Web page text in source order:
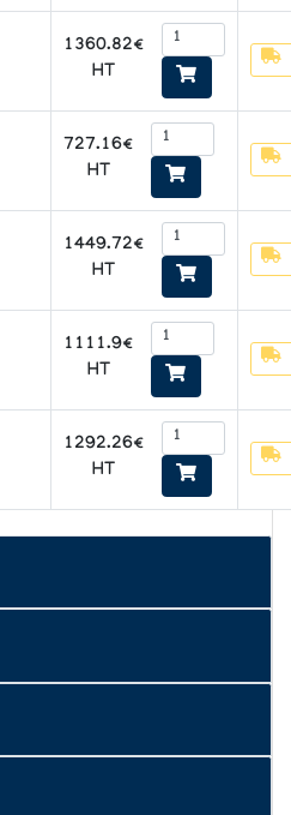
1360.82€
HT
727.16€
HT
1449.72€
HT
1111.9€
HT
1292.26€
HT